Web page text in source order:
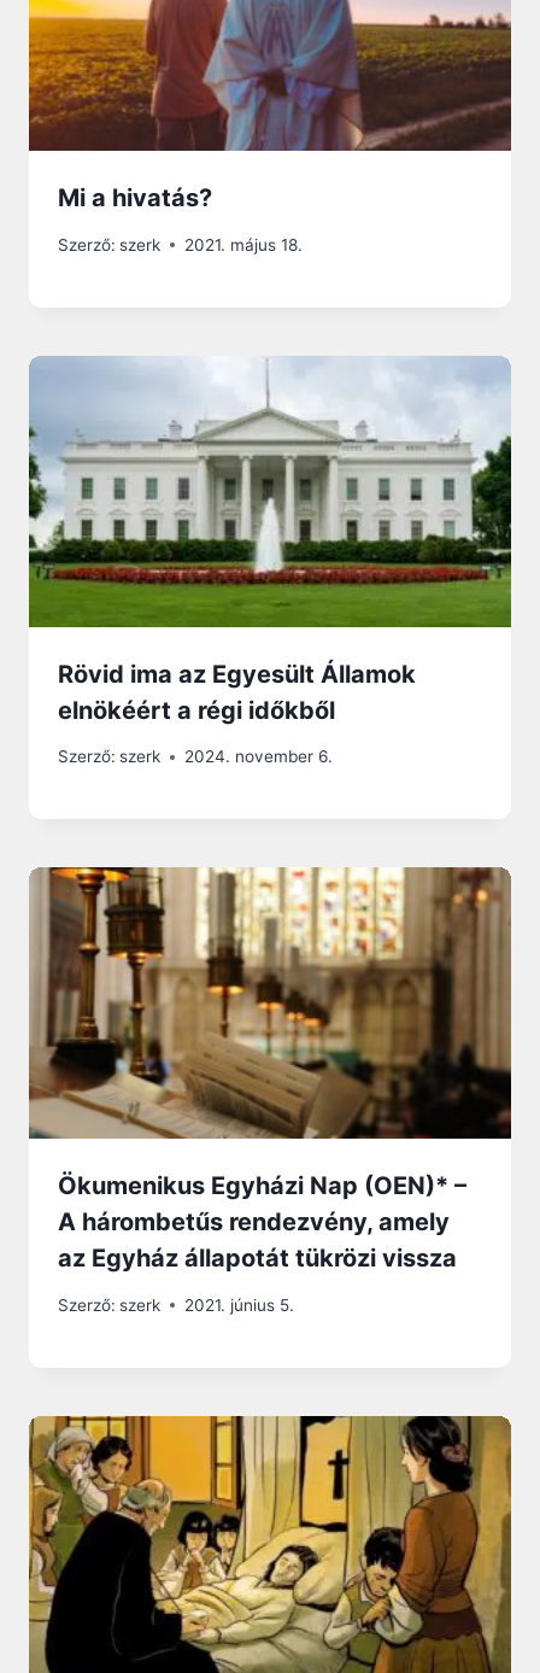
Mi a hivatás?
Szerző: szerk 2021. május 18.
Rövid ima az Egyesült Államok
elnökéért a régi időkből
Szerző: szerk 2024. november 6.
Ökumenikus Egyházi Nap (OEN)* –
A hárombetűs rendezvény, amely
az Egyház állapotát tükrözi vissza
Szerző: szerk 2021. június 5.